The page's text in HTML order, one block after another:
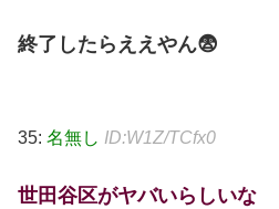
終了したらええやん😨
35: 名無し ID:W1Z/TCfx0
世田谷区がヤバいらしいな